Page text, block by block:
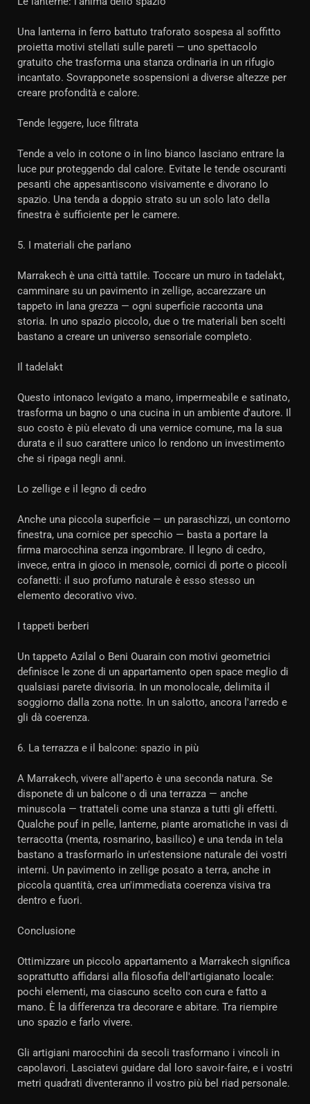
Una lanterna in ferro battuto traforato sospesa al soffitto
proietta motivi stellati sulle pareti — uno spettacolo
gratuito che trasforma una stanza ordinaria in un rifugio
incantato. Sovrapponete sospensioni a diverse altezze per
creare profondità e calore.
Tende leggere, luce filtrata
Tende a velo in cotone o in lino bianco lasciano entrare la
luce pur proteggendo dal calore. Evitate le tende oscuranti
pesanti che appesantiscono visivamente e divorano lo
spazio. Una tenda a doppio strato su un solo lato della
finestra è sufficiente per le camere.
5. I materiali che parlano
Marrakech è una città tattile. Toccare un muro in tadelakt,
camminare su un pavimento in zellige, accarezzare un
tappeto in lana grezza — ogni superficie racconta una
storia. In uno spazio piccolo, due o tre materiali ben scelti
bastano a creare un universo sensoriale completo.
Il tadelakt
Questo intonaco levigato a mano, impermeabile e satinato,
trasforma un bagno o una cucina in un ambiente d'autore. Il
suo costo è più elevato di una vernice comune, ma la sua
durata e il suo carattere unico lo rendono un investimento
che si ripaga negli anni.
Lo zellige e il legno di cedro
Anche una piccola superficie — un paraschizzi, un contorno
finestra, una cornice per specchio — basta a portare la
firma marocchina senza ingombrare. Il legno di cedro,
invece, entra in gioco in mensole, cornici di porte o piccoli
cofanetti: il suo profumo naturale è esso stesso un
elemento decorativo vivo.
I tappeti berberi
Un tappeto Azilal o Beni Ouarain con motivi geometrici
definisce le zone di un appartamento open space meglio di
qualsiasi parete divisoria. In un monolocale, delimita il
soggiorno dalla zona notte. In un salotto, ancora l'arredo e
gli dà coerenza.
6. La terrazza e il balcone: spazio in più
A Marrakech, vivere all'aperto è una seconda natura. Se
disponete di un balcone o di una terrazza — anche
minuscola — trattateli come una stanza a tutti gli effetti.
Qualche pouf in pelle, lanterne, piante aromatiche in vasi di
terracotta (menta, rosmarino, basilico) e una tenda in tela
bastano a trasformarlo in un'estensione naturale dei vostri
interni. Un pavimento in zellige posato a terra, anche in
piccola quantità, crea un'immediata coerenza visiva tra
dentro e fuori.
Conclusione
Ottimizzare un piccolo appartamento a Marrakech significa
soprattutto affidarsi alla filosofia dell'artigianato locale:
pochi elementi, ma ciascuno scelto con cura e fatto a
mano. È la differenza tra decorare e abitare. Tra riempire
uno spazio e farlo vivere.
Gli artigiani marocchini da secoli trasformano i vincoli in
capolavori. Lasciatevi guidare dal loro savoir-faire, e i vostri
metri quadrati diventeranno il vostro più bel riad personale.